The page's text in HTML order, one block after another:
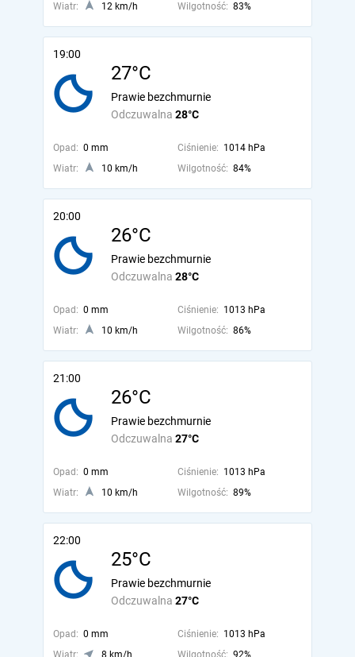
Wiatr:
12 km/h Wilgotność: 83%
19:00
27°C
Odczuwalna 28°C
Prawie bezchmurnie
Opad: 0 mm Ciśnienie: 1014 hPa
Wiatr:
10 km/h Wilgotność: 84%
20:00
26°C
Odczuwalna 28°C
Prawie bezchmurnie
Opad: 0 mm Ciśnienie: 1013 hPa
Wiatr:
10 km/h Wilgotność: 86%
21:00
26°C
Odczuwalna 27°C
Prawie bezchmurnie
Opad: 0 mm Ciśnienie: 1013 hPa
Wiatr:
10 km/h Wilgotność: 89%
22:00
25°C
Odczuwalna 27°C
Prawie bezchmurnie
Opad: 0 mm Ciśnienie: 1013 hPa
Wiatr:
8 km/h Wilgotność: 92%